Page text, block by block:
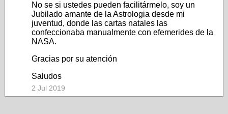
No se si ustedes pueden facilitármelo, soy un
Jubilado amante de la Astrologia desde mi
juventud, donde las cartas natales las
confeccionaba manualmente con efemerides de la
NASA.
Gracias por su atención
Saludos
2 Jul 2019